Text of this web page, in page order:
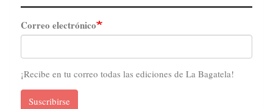
Correo electrónico
¡Recibe en tu correo todas las ediciones de La Bagatela!
Suscribirse